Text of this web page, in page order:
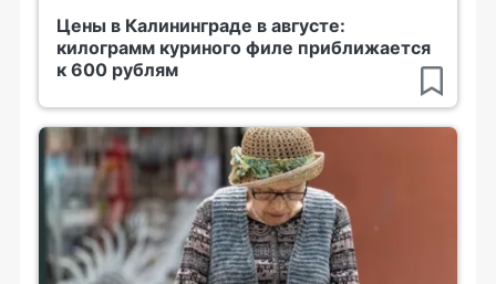
Цены в Калининграде в августе:
килограмм куриного филе приближается
к 600 рублям